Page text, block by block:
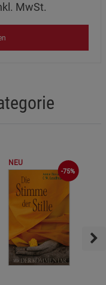
MwSt.
NEU
-75%